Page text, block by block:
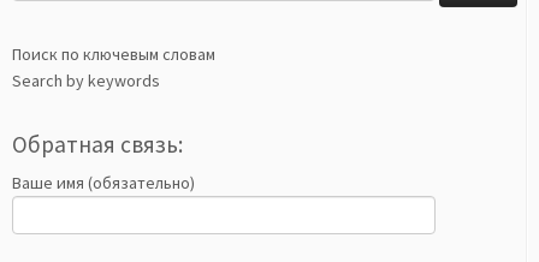
Поиск по ключевым словам
Search by keywords
Обратная связь:
Ваше имя (обязательно)